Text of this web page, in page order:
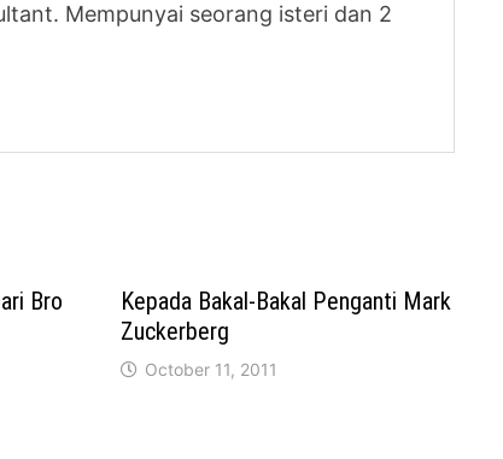
Mempunyai seorang isteri dan 2
Bro
Kepada Bakal-Bakal Penganti Mark
Zuckerberg
October 11, 2011